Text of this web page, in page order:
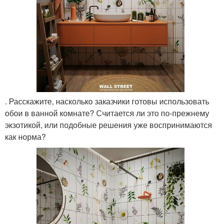
. Расскажите, насколько заказчики готовы использовать
обои в ванной комнате? Считается ли это по-прежнему
экзотикой, или подобные решения уже воспринимаются
как норма?